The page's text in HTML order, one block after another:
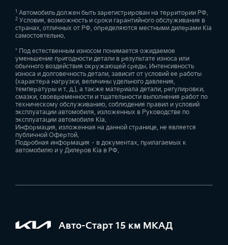
1 Автомобиль должен быть зарегистрирован на территории РФ.
2 Условия, возможность и сроки гарантийного обслуживания в
странах, отличных от РФ, определяются местными дилерами Kia
самостоятельно.
* Под естественным износом понимается ожидаемое
уменьшение пригодности детали в результате износа или
обычного воздействия окружающей среды. Интенсивность
износа и долговечность детали, зависит от условий ее работы
(характера нагрузки, величины удельного давления,
температуры и т. д.), а также материала детали, регулировки,
смазки, своевременности и тщательности выполнения работ по
техническому обслуживанию, соблюдения правил и условий
эксплуатации автомобиля, изложенных в Руководстве по
эксплуатации автомобиля Kia.
Информация, изложенная на данной странице, не является
публичной Офертой.
Подробная информация – в документах, прилагаемых к
автомобилю и у Дилеров Kia в РФ.
Авто-Старт 15 км МКАД